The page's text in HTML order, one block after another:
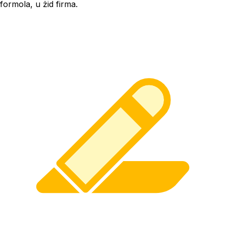
formola, u żid firma.